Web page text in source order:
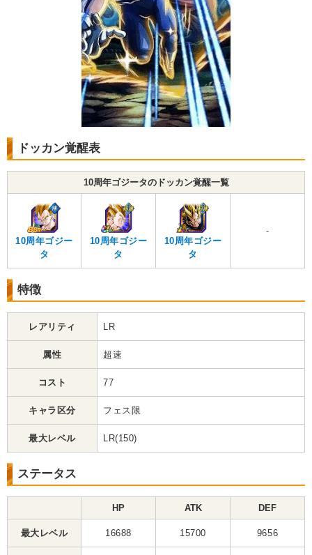
ドッカン覚醒表
10周年ゴジータのドッカン覚醒一覧
10周年ゴジー
タ
10周年ゴジー
タ
10周年ゴジー
タ
-
特徴
レアリティ LR
属性 超速
コスト 77
キャラ区分 フェス限
最大レベル LR(150)
ステータス
HP ATK DEF
最大レベル 16688 15700 9656